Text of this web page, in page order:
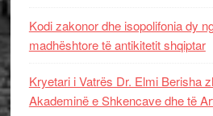
Kodi zakonor dhe isopolifonia dy
madhështore të antikitetit shqiptar
Kryetari i Vatrës Dr. Elmi Berisha
Akademinë e Shkencave dhe të